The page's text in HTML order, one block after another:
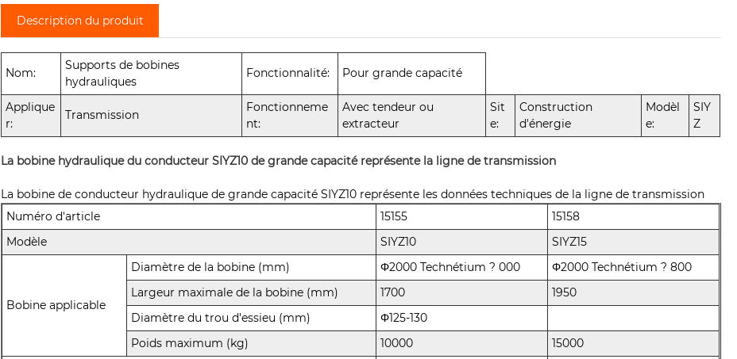
Description du produit
Nom:
Supports de bobines
hydrauliques
Fonctionnalité: Pour grande capacité
Applique
r:
Transmission
Fonctionneme
nt:
Avec tendeur ou
extracteur
Sit
e:
Construction
d'énergie
Modèl
e:
SIY
Z
La bobine hydraulique du conducteur SIYZ10 de grande capacité représente la ligne de transmission
La bobine de conducteur hydraulique de grande capacité SIYZ10 représente les données techniques de la ligne de transmission
Numéro d'article
15155
15158
Modèle
SIYZ10 SIYZ15
Bobine applicable
Diamètre de la bobine (mm) Φ2000 Technétium ? 000
Φ2000 Technétium ? 800
Largeur maximale de la bobine (mm)
1700
1950
Diamètre du trou d'essieu (mm)
Φ125-130
Poids maximum (kg)
10000
15000